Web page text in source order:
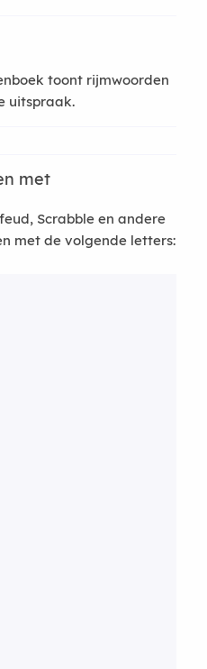
toont rijmwoorden
uitspraak.
met
Scrabble en andere
met de volgende letters: